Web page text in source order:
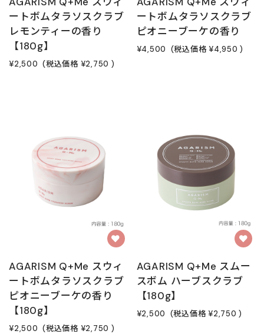
ートボムタラソスクラブ
レモンティーの香り
【180g】
¥2,500 (税込価格 ¥2,750 )
ートボムタラソスクラブ
ピオニーブーケの香り
¥4,500 (税込価格 ¥4,950 )
AGARISM Q+Me スウィ
ートボムタラソスクラブ
ピオニーブーケの香り
【180g】
¥2,500 (税込価格 ¥2,750 )
AGARISM Q+Me スムー
スボム ハーブスクラブ
【180g】
¥2,500 (税込価格 ¥2,750 )